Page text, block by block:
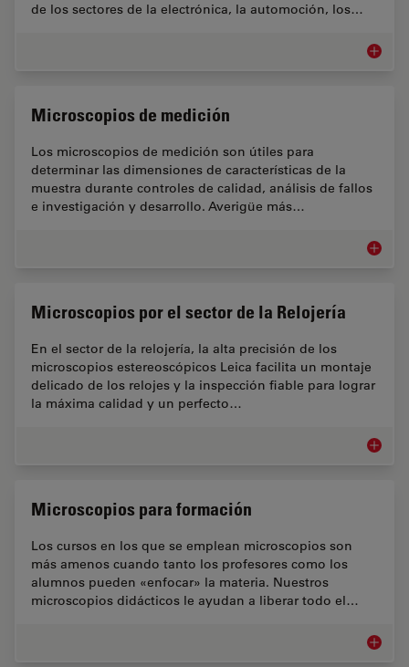
de los sectores de la electrónica, la automoción, los…
Microscopios de medición
Los microscopios de medición son útiles para
determinar las dimensiones de características de la
muestra durante controles de calidad, análisis de fallos
e investigación y desarrollo. Averigüe más…
Microscopios por el sector de la Relojería
En el sector de la relojería, la alta precisión de los
microscopios estereoscópicos Leica facilita un montaje
delicado de los relojes y la inspección fiable para lograr
la máxima calidad y un perfecto…
Microscopios para formación
Los cursos en los que se emplean microscopios son
más amenos cuando tanto los profesores como los
alumnos pueden «enfocar» la materia. Nuestros
microscopios didácticos le ayudan a liberar todo el…